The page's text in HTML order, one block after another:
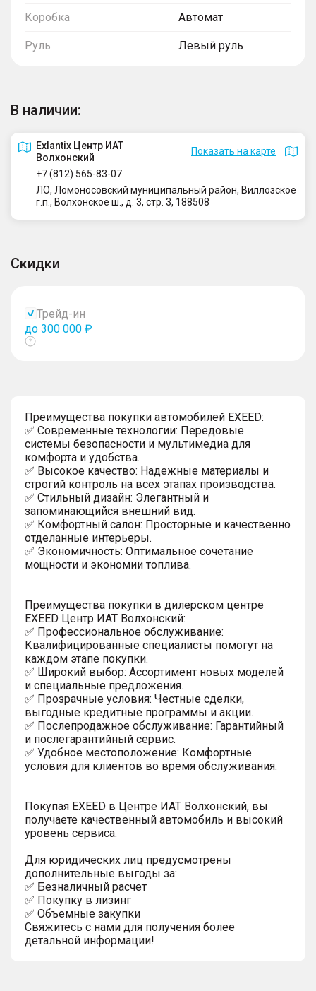
Коробка Автомат
Руль Левый руль
В наличии:
Exlantix Центр ИАТ
Волхонский
Показать на карте
+7 (812) 565-83-07
ЛО, Ломоносовский муниципальный район, Виллозское
г.п., Волхонское ш., д. 3, стр. 3, 188508
Скидки
Трейд-ин
до 300 000 ₽
Показать
Преимущества покупки автомобилей EXEED:
✅ Современные технологии: Передовые
системы безопасности и мультимедиа для
комфорта и удобства.
✅ Высокое качество: Надежные материалы и
строгий контроль на всех этапах производства.
✅ Стильный дизайн: Элегантный и
запоминающийся внешний вид.
✅ Комфортный салон: Просторные и качественно
отделанные интерьеры.
✅ Экономичность: Оптимальное сочетание
мощности и экономии топлива.
Преимущества покупки в дилерском центре
EXEED Центр ИАТ Волхонский:
✅ Профессиональное обслуживание:
Квалифицированные специалисты помогут на
каждом этапе покупки.
✅ Широкий выбор: Ассортимент новых моделей
и специальные предложения.
✅ Прозрачные условия: Честные сделки,
выгодные кредитные программы и акции.
✅ Послепродажное обслуживание: Гарантийный
и послегарантийный сервис.
✅ Удобное местоположение: Комфортные
условия для клиентов во время обслуживания.
Покупая EXEED в Центре ИАТ Волхонский, вы
получаете качественный автомобиль и высокий
уровень сервиса.
Для юридических лиц предусмотрены
дополнительные выгоды за:
✅ Безналичный расчет
✅ Покупку в лизинг
✅ Объемные закупки
Свяжитесь с нами для получения более
детальной информации!